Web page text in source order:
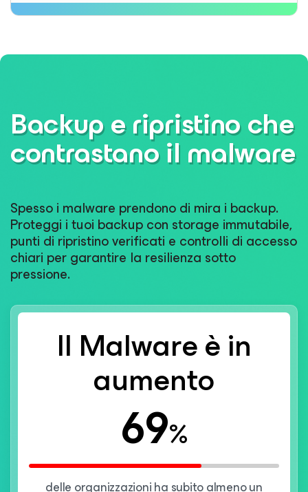
Backup e ripristino che
contrastano il malware
Spesso i malware prendono di mira i backup.
Proteggi i tuoi backup con storage immutabile,
punti di ripristino verificati e controlli di accesso
chiari per garantire la resilienza sotto
pressione.
Il Malware è in
aumento
69%
delle organizzazioni ha subito almeno un